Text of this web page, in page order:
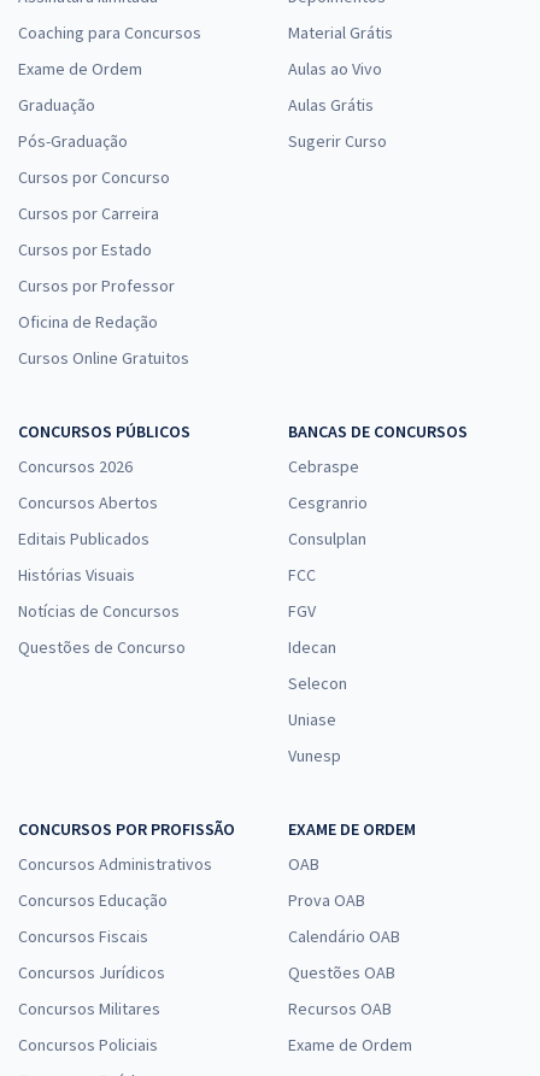
Coaching para Concursos
Exame de Ordem
Graduação
Pós-Graduação
Cursos por Concurso
Cursos por Carreira
Cursos por Estado
Cursos por Professor
Oficina de Redação
Cursos Online Gratuitos
Material Grátis
Aulas ao Vivo
Aulas Grátis
Sugerir Curso
CONCURSOS PÚBLICOS
Concursos 2026
Concursos Abertos
Editais Publicados
Histórias Visuais
Notícias de Concursos
Questões de Concurso
BANCAS DE CONCURSOS
Cebraspe
Cesgranrio
Consulplan
FCC
FGV
Idecan
Selecon
Uniase
Vunesp
CONCURSOS POR PROFISSÃO
Concursos Administrativos
Concursos Educação
Concursos Fiscais
Concursos Jurídicos
Concursos Militares
Concursos Policiais
EXAME DE ORDEM
OAB
Prova OAB
Calendário OAB
Questões OAB
Recursos OAB
Exame de Ordem